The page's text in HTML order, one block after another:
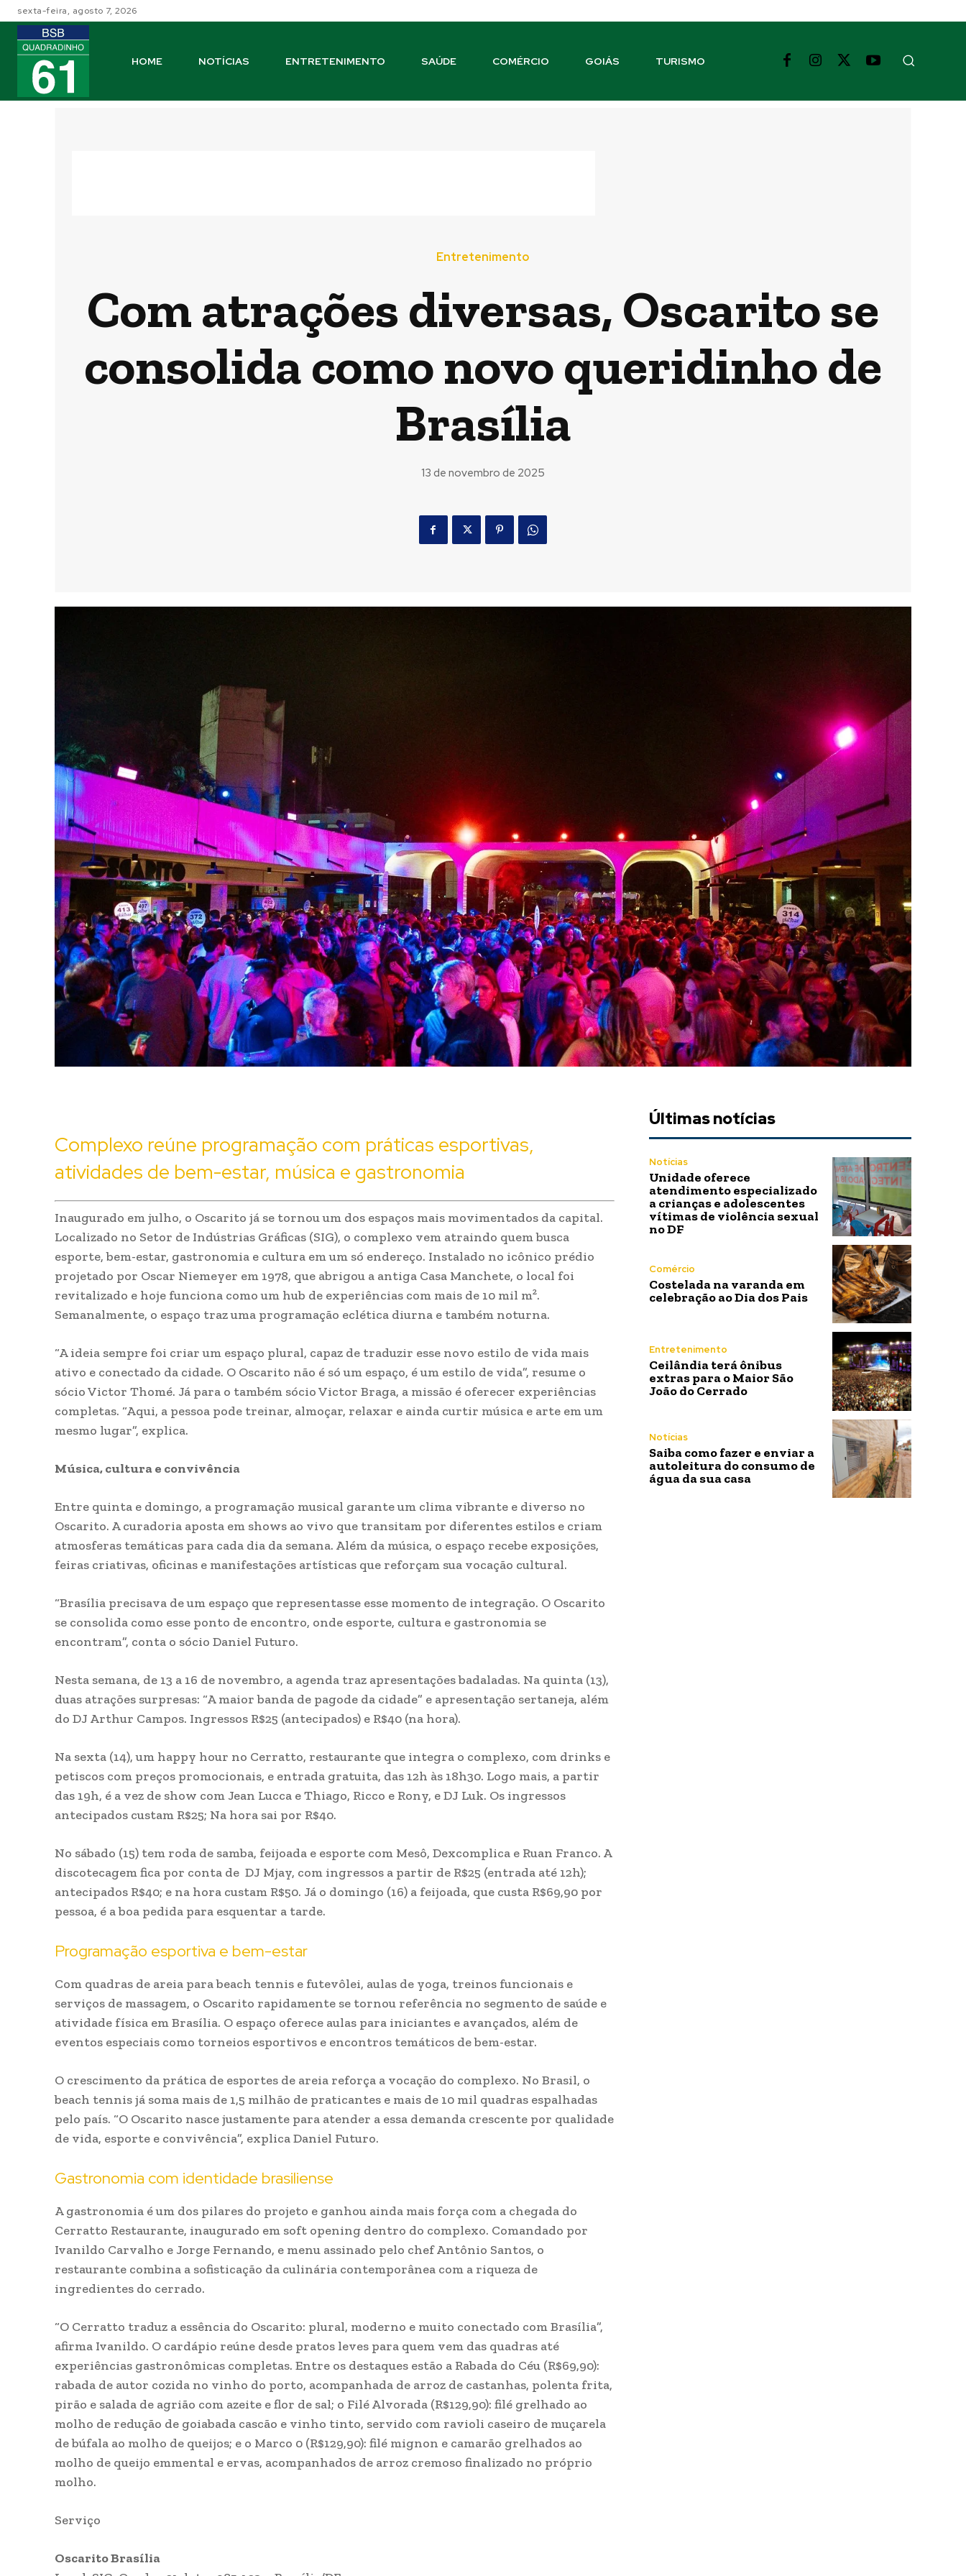
sexta-feira, agosto 7, 2026
HOME NOTÍCIAS ENTRETENIMENTO SAÚDE COMÉRCIO GOIÁS TURISMO
Entretenimento
Com atrações diversas, Oscarito se
consolida como novo queridinho de
Brasília
13 de novembro de 2025
Complexo reúne programação com práticas esportivas,
atividades de bem-estar, música e gastronomia
Inaugurado em julho, o Oscarito já se tornou um dos espaços mais movimentados da capital.
Localizado no Setor de Indústrias Gráficas (SIG), o complexo vem atraindo quem busca
esporte, bem-estar, gastronomia e cultura em um só endereço. Instalado no icônico prédio
projetado por Oscar Niemeyer em 1978, que abrigou a antiga Casa Manchete, o local foi
revitalizado e hoje funciona como um hub de experiências com mais de 10 mil m².
Semanalmente, o espaço traz uma programação eclética diurna e também noturna.
“A ideia sempre foi criar um espaço plural, capaz de traduzir esse novo estilo de vida mais
ativo e conectado da cidade. O Oscarito não é só um espaço, é um estilo de vida”, resume o
sócio Victor Thomé. Já para o também sócio Victor Braga, a missão é oferecer experiências
completas. “Aqui, a pessoa pode treinar, almoçar, relaxar e ainda curtir música e arte em um
mesmo lugar”, explica.
Música, cultura e convivência
Entre quinta e domingo, a programação musical garante um clima vibrante e diverso no
Oscarito. A curadoria aposta em shows ao vivo que transitam por diferentes estilos e criam
atmosferas temáticas para cada dia da semana. Além da música, o espaço recebe exposições,
feiras criativas, oficinas e manifestações artísticas que reforçam sua vocação cultural.
“Brasília precisava de um espaço que representasse esse momento de integração. O Oscarito
se consolida como esse ponto de encontro, onde esporte, cultura e gastronomia se
encontram”, conta o sócio Daniel Futuro.
Nesta semana, de 13 a 16 de novembro, a agenda traz apresentações badaladas. Na quinta (13),
duas atrações surpresas: “A maior banda de pagode da cidade” e apresentação sertaneja, além
do DJ Arthur Campos. Ingressos R$25 (antecipados) e R$40 (na hora).
Na sexta (14), um happy hour no Cerratto, restaurante que integra o complexo, com drinks e
petiscos com preços promocionais, e entrada gratuita, das 12h às 18h30. Logo mais, a partir
das 19h, é a vez de show com Jean Lucca e Thiago, Ricco e Rony, e DJ Luk. Os ingressos
antecipados custam R$25; Na hora sai por R$40.
No sábado (15) tem roda de samba, feijoada e esporte com Mesô, Dexcomplica e Ruan Franco. A
discotecagem fica por conta de DJ Mjay, com ingressos a partir de R$25 (entrada até 12h);
antecipados R$40; e na hora custam R$50. Já o domingo (16) a feijoada, que custa R$69,90 por
pessoa, é a boa pedida para esquentar a tarde.
Programação esportiva e bem-estar
Com quadras de areia para beach tennis e futevôlei, aulas de yoga, treinos funcionais e
serviços de massagem, o Oscarito rapidamente se tornou referência no segmento de saúde e
atividade física em Brasília. O espaço oferece aulas para iniciantes e avançados, além de
eventos especiais como torneios esportivos e encontros temáticos de bem-estar.
O crescimento da prática de esportes de areia reforça a vocação do complexo. No Brasil, o
beach tennis já soma mais de 1,5 milhão de praticantes e mais de 10 mil quadras espalhadas
pelo país. “O Oscarito nasce justamente para atender a essa demanda crescente por qualidade
de vida, esporte e convivência”, explica Daniel Futuro.
Gastronomia com identidade brasiliense
A gastronomia é um dos pilares do projeto e ganhou ainda mais força com a chegada do
Cerratto Restaurante, inaugurado em soft opening dentro do complexo. Comandado por
Ivanildo Carvalho e Jorge Fernando, e menu assinado pelo chef Antônio Santos, o
restaurante combina a sofisticação da culinária contemporânea com a riqueza de
ingredientes do cerrado.
“O Cerratto traduz a essência do Oscarito: plural, moderno e muito conectado com Brasília”,
afirma Ivanildo. O cardápio reúne desde pratos leves para quem vem das quadras até
experiências gastronômicas completas. Entre os destaques estão a Rabada do Céu (R$69,90):
rabada de autor cozida no vinho do porto, acompanhada de arroz de castanhas, polenta frita,
pirão e salada de agrião com azeite e flor de sal; o Filé Alvorada (R$129,90): filé grelhado ao
molho de redução de goiabada cascão e vinho tinto, servido com ravioli caseiro de muçarela
de búfala ao molho de queijos; e o Marco 0 (R$129,90): filé mignon e camarão grelhados ao
molho de queijo emmental e ervas, acompanhados de arroz cremoso finalizado no próprio
molho.
Serviço
Oscarito Brasília
Últimas notícias
Notícias
Unidade oferece
atendimento especializado
a crianças e adolescentes
vítimas de violência sexual
no DF
Comércio
Costelada na varanda em
celebração ao Dia dos Pais
Entretenimento
Ceilândia terá ônibus
extras para o Maior São
João do Cerrado
Notícias
Saiba como fazer e enviar a
autoleitura do consumo de
água da sua casa